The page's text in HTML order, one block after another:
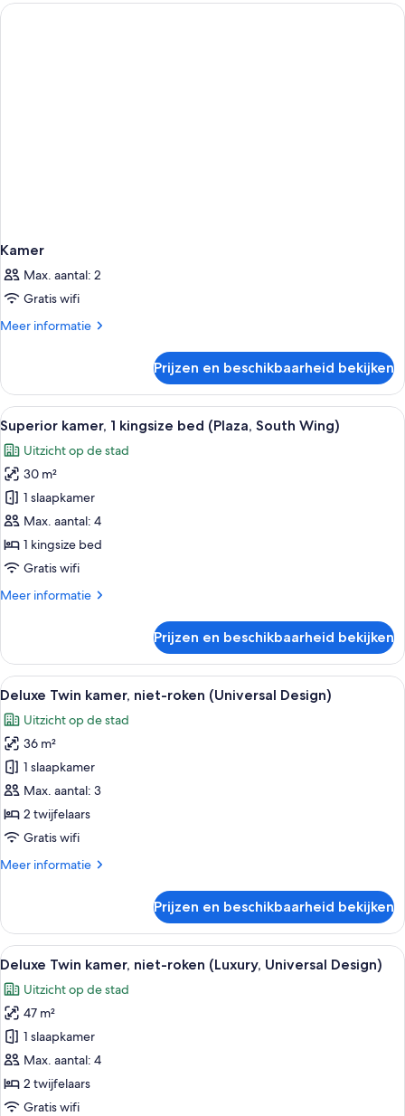
niet-
Kamer
Max. aantal: 2
Gratis wifi
Meer informatie
Meer
Prijzen en beschikbaarheid bekijken
Alle
foto's
voor
Superior
kamer,
1
kingsize
bed
South
Hotelkamer met een groot bed, een
7
Superior kamer, 1 kingsize bed (Plaza, South Wing)
Uitzicht op de stad
30 m²
1 slaapkamer
Max. aantal: 4
1 kingsize bed
Gratis wifi
Meer informatie
Meer
kamer,
kingsize
(Plaza,
South
Wing)
Prijzen en beschikbaarheid bekijken
Alle
foto's
voor
Deluxe
Twin
kamer,
niet-
roken
Design)
Een hotelkamer met twee bedden,
8
Deluxe Twin kamer, niet-roken (Universal Design)
Uitzicht op de stad
36 m²
1 slaapkamer
Max. aantal: 3
2 twijfelaars
Gratis wifi
Meer informatie
Meer
Twin
kamer,
niet-
(Universal
Design)
Prijzen en beschikbaarheid bekijken
Alle
foto's
voor
Deluxe
Twin
kamer,
niet-
roken
Een hotelkamer met twee bedden,
9
Deluxe Twin kamer, niet-roken (Luxury, Universal Design)
Uitzicht op de stad
47 m²
1 slaapkamer
Max. aantal: 4
2 twijfelaars
Gratis wifi